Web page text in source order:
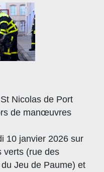
Nicolas de Port
de manœuvres
10 janvier 2026 sur
verts (rue des
Jeu de Paume) et